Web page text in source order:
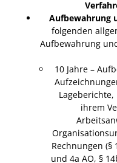
Aufbewahrung
folgenden
Aufbewahrung
10 Jahre –
ihrem
Rechnungen (§
und 4a AO, §